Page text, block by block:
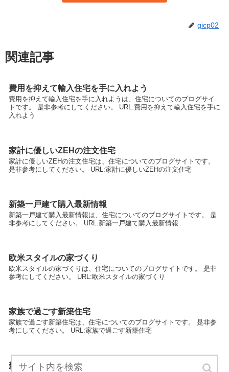
gicp02
関連記事
費用を抑えて輸入住宅を手に入れよう
費用を抑えて輸入住宅を手に入れようは、住宅についてのブログサイ
トです。 是非参考にしてください。 URL:費用を抑えて輸入住宅を手に
入れよう
家計に優しいZEHの注文住宅
家計に優しいZEHの注文住宅は、住宅についてのブログサイトです。
是非参考にしてください。 URL:家計に優しいZEHの注文住宅
新築一戸建て購入最新情報
新築一戸建て購入最新情報は、住宅についてのブログサイトです。 是
非参考にしてください。 URL:新築一戸建て購入最新情報
欧米スタイルの家づくり
欧米スタイルの家づくりは、住宅についてのブログサイトです。 是非
参考にしてください。 URL:欧米スタイルの家づくり
家族で過ごす新築住宅
家族で過ごす新築住宅は、住宅についてのブログサイトです。 是非参
考にしてください。 URL:家族で過ごす新築住宅
新築住宅口コミ比較サイト